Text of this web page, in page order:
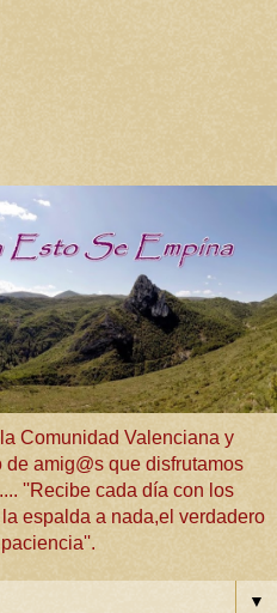
Comunidad Valenciana y
amig@s que disfrutamos
''Recibe cada día con los
espalda a nada,el verdadero
▼